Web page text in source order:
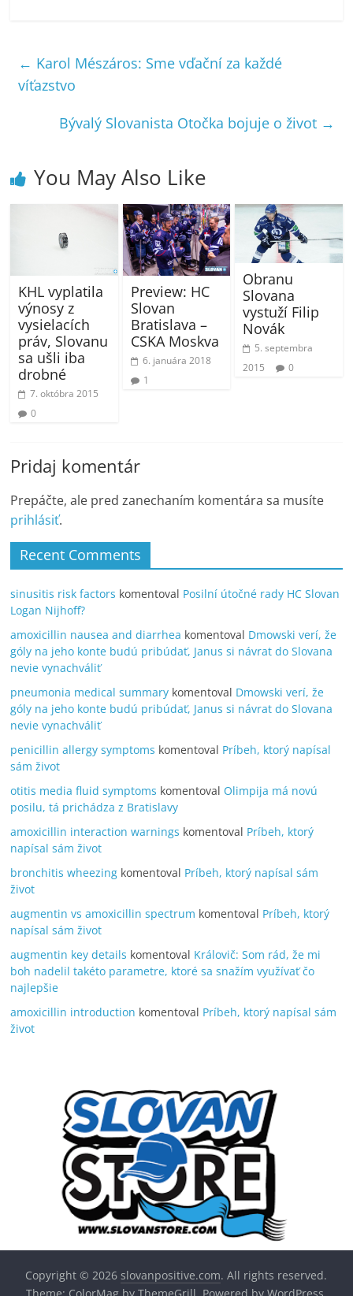
← Karol Mészáros: Sme vďační za každé
víťazstvo
Bývalý Slovanista Otočka bojuje o život →
You May Also Like
KHL vyplatila
výnosy z
vysielacích
práv, Slovanu
sa ušli iba
drobné
7. októbra 2015
0
Preview: HC
Slovan
Bratislava –
CSKA Moskva
6. januára 2018
1
Obranu
Slovana
vystuží Filip
Novák
5. septembra
2015
0
Pridaj komentár
Prepáčte, ale pred zanechaním komentára sa musíte
prihlásiť.
Recent Comments
sinusitis risk factors komentoval Posilní útočné rady HC Slovan
Logan Nijhoff?
amoxicillin nausea and diarrhea komentoval Dmowski verí, že
góly na jeho konte budú pribúdať, Janus si návrat do Slovana
nevie vynachváliť
pneumonia medical summary komentoval Dmowski verí, že
góly na jeho konte budú pribúdať, Janus si návrat do Slovana
nevie vynachváliť
penicillin allergy symptoms komentoval Príbeh, ktorý napísal
sám život
otitis media fluid symptoms komentoval Olimpija má novú
posilu, tá prichádza z Bratislavy
amoxicillin interaction warnings komentoval Príbeh, ktorý
napísal sám život
bronchitis wheezing komentoval Príbeh, ktorý napísal sám
život
augmentin vs amoxicillin spectrum komentoval Príbeh, ktorý
napísal sám život
augmentin key details komentoval Královič: Som rád, že mi
boh nadelil takéto parametre, ktoré sa snažím využívať čo
najlepšie
amoxicillin introduction komentoval Príbeh, ktorý napísal sám
život
Copyright © 2026slovanpositive.com. All rights reserved.